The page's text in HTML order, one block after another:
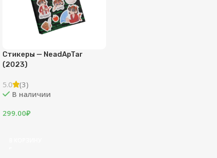
Стикеры — NeadApTar
(2023)
5.0
(3)
В наличии
299.00₽